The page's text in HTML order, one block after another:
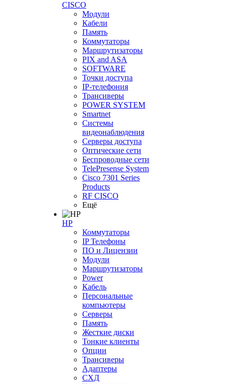
CISCO
Модули
Кабели
Память
Коммутаторы
Маршрутизаторы
PIX and ASA
SOFTWARE
Точки доступа
IP-телефония
Трансиверы
POWER SYSTEM
Smartnet
Системы
видеонаблюдения
Серверы доступа
Оптические сети
Беспроводные сети
TelePresense System
Cisco 7301 Series
Products
RF CISCO
Ещё
HP
Коммутаторы
IP Телефоны
ПО и Лицензии
Модули
Маршрутизаторы
Power
Кабель
Персональные
компьютеры
Серверы
Память
Жесткие диски
Тонкие клиенты
Опции
Трансиверы
Адаптеры
СХД